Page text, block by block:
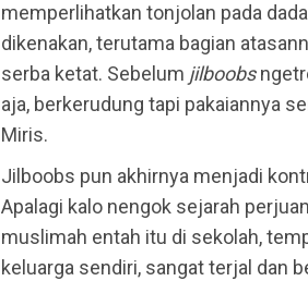
memperlihatkan tonjolan pada
dikenakan, terutama bagian
serba ketat. Sebelum jilboobs
aja, berkerudung tapi pakaiannya
Miris.
Jilboobs pun akhirnya menjadi
Apalagi kalo nengok sejarah
muslimah entah itu di sekolah,
keluarga sendiri, sangat terjal dan